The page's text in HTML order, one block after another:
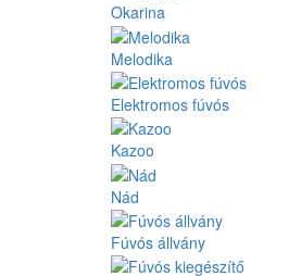
Okarina
Melodika
Elektromos fúvós
Kazoo
Nád
Fúvós állvány